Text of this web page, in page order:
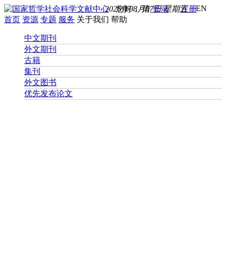
您好， 请登录 注册EN
2026年08月07日 星期五
首页 资源 专题 服务 关于我们 帮助
中文期刊
外文期刊
古籍
集刊
外文图书
优先发布论文